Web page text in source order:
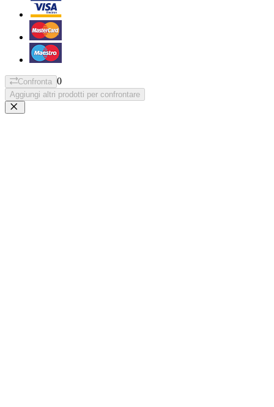
Confronta 0
Aggiungi altri prodotti per confrontare